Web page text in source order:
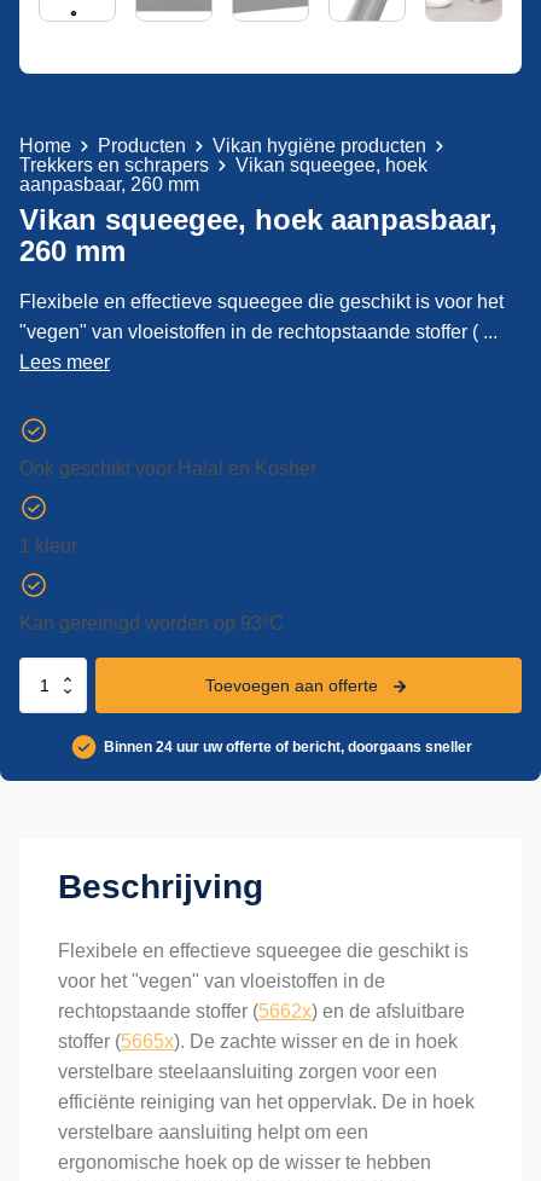
Home Producten
Vikan hygiëne producten
Trekkers en schrapers
Vikan squeegee, hoek
aanpasbaar, 260 mm
Vikan squeegee, hoek aanpasbaar,
260 mm
Flexibele en effectieve squeegee die geschikt is voor het
"vegen" van vloeistoffen in de rechtopstaande stoffer ( ...
Lees meer
Ook geschikt voor Halal en Kosher
1 kleur
Kan gereinigd worden op 93ºC
Vikan
aanpasbaar,
Toevoegen aan offerte
Binnen 24 uur uw offerte of bericht, doorgaans sneller
Beschrijving
Flexibele en effectieve squeegee die geschikt is
voor het "vegen" van vloeistoffen in de
rechtopstaande stoffer (5662x) en de afsluitbare
stoffer (5665x). De zachte wisser en de in hoek
verstelbare steelaansluiting zorgen voor een
efficiënte reiniging van het oppervlak. De in hoek
verstelbare aansluiting helpt om een ​​
ergonomische hoek op de wisser te hebben